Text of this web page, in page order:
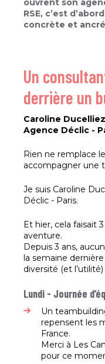
ouvrent son
RSE, c’est
concrète et
Un
derrière un
Caroline
Agence Déclic -
Rien ne remplace
accompagner une
Je suis Caroline
Déclic - Paris.
Et hier, cela faisait
aventure.
Depuis 3 ans,
la semaine
diversité (et
Lundi - Journée
Un
repensent les
France.
Merci à Les
pour ce